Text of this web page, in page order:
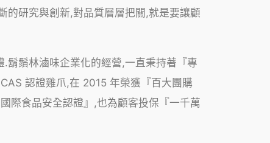
的研究與創新,對品質層層把關,就是要讓顧
鬍鬚林滷味企業化的經營,一直秉持著『專
認證雞爪,在 2015 年榮獲『百大團購
際食品安全認證』,也為顧客投保『一千萬